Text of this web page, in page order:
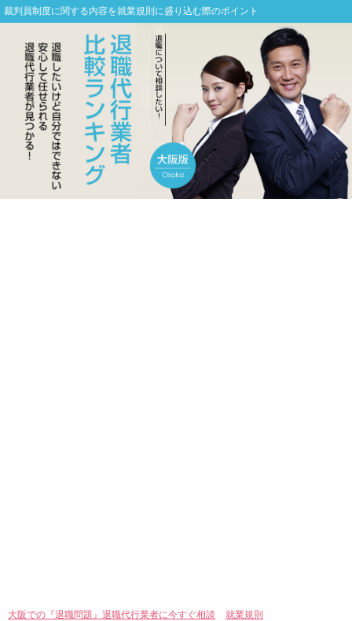
裁判員制度に関する内容を就業規則に盛り込む際のポイント
大阪での『退職問題』退職代行業者に今すぐ相談 就業規則